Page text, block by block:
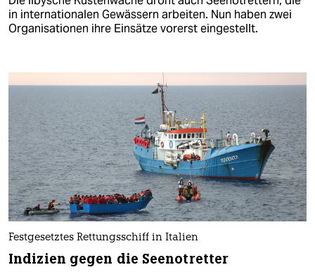
in internationalen Gewässern arbeiten. Nun haben zwei
Organisationen ihre Einsätze vorerst eingestellt.
Festgesetztes Rettungsschiff in Italien
Indizien gegen die Seenotretter